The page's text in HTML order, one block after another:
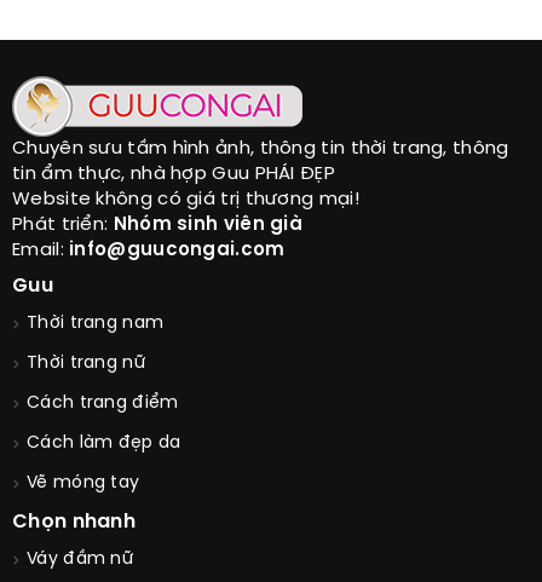
Chuyên sưu tầm hình ảnh, thông tin thời trang, thông
tin ẩm thực, nhà hợp Guu PHÁI ĐẸP
Website không có giá trị thương mại!
Phát triển: Nhóm sinh viên già
Email: info@guucongai.com
Guu
Thời trang nam
Thời trang nữ
Cách trang điểm
Cách làm đẹp da
Vẽ móng tay
Chọn nhanh
Váy đầm nữ